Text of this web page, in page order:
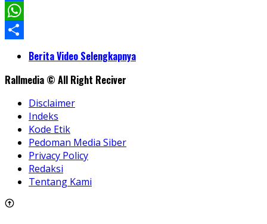
Facebook
WhatsApp
ShareBerita Video Selengkapnya
Rallmedia © All Right Reciver
Disclaimer
Indeks
Kode Etik
Pedoman Media Siber
Privacy Policy
Redaksi
Tentang Kami